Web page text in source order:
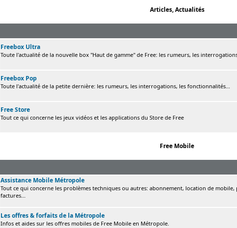
Articles, Actualités
Freebox Ultra
Toute l'actualité de la nouvelle box "Haut de gamme" de Free: les rumeurs, les
Freebox Pop
Toute l'actualité de la petite dernière: les rumeurs, les interrogations, les fonctionnalités...
Free Store
Tout ce qui concerne les jeux vidéos et les applications du Store de Free
Free Mobile
Assistance Mobile Métropole
Tout ce qui concerne les problèmes techniques ou autres: abonnement, location de mobile,
factures...
Les offres & forfaits de la Métropole
Infos et aides sur les offres mobiles de Free Mobile en Métropole.